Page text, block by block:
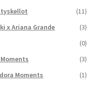
(11)
x Ariana Grande
(3)
(0)
(3)
Moments
(1)